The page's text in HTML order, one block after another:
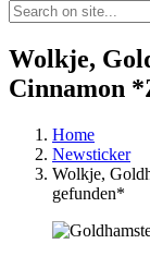
Wolkje,
Cinnamon
Home
Newsticker
Wolkje,
gefunden*